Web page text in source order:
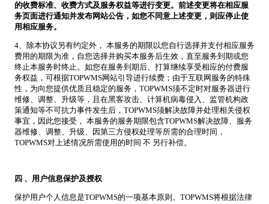
的收费标准、收费方式及服务权益等进行变更。前述变更将在相应服
务页面进行通知并发布网站公告，如您不同意上述变更，则应停止使
用相应服务。
4、除本协议另有约定外， 本服务的期限以您自行选择并支付相应服务
费用的期限为准，自您选择并购买本服务后生效，直至服务到期或您
终止本服务时终止。如您在服务到期后、打算继续享受相应的付费服
务权益，可根据TOPWMS网站引导进行续费；由于互联网服务的特殊
性，为向您提供优质且稳定的服务，TOPWMS须不定时对服务器进行
维修、调整、升级等，且在黑客攻击、计算机病毒侵入、监管机构政
策通知等不可抗力事件发生后，TOPWMS须解决故障并处理相关侵权
事宜，因此您接受， 本服务的服务期限包含TOPWMS解决故障、服务
器维修、调整、升级、因第三方侵权处理等所需的合理时间，
TOPWMS对上述情况所需使用的时间 不 另行补偿。
四 、用户信息保护及授权
保护用户个人信息是TOPWMS的一项基本原则。TOPWMS将根据法律